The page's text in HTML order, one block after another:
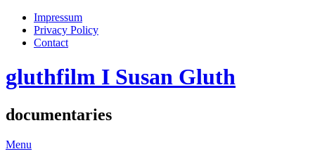
Impressum
Privacy Policy
Contact
gluthfilm I Susan Gluth
documentaries
Menu